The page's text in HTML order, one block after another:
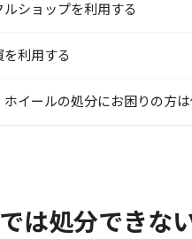
ルショップを利用する
利用する
ホイールの処分にお困りの方
は処分できな